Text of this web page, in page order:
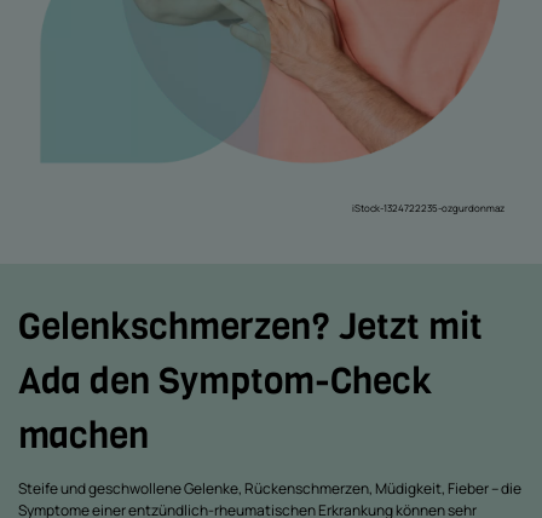
iStock-1324722235-ozgurdonmaz
Gelenkschmerzen? Jetzt mit
Ada den Symptom-Check
machen
Steife und geschwollene Gelenke, Rückenschmerzen, Müdigkeit, Fieber – die
Symptome einer entzündlich-rheumatischen Erkrankung können sehr